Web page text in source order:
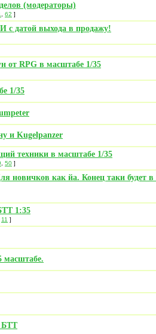
(модераторы)
62 ]
выхода в продажу!
от RPG в масштабе 1/35
1/35
и Kugelpanzer
техники в масштабе 1/35
50 ]
как йа. Конец таки будет в
1:35
11 ]
масштабе.
БТТ